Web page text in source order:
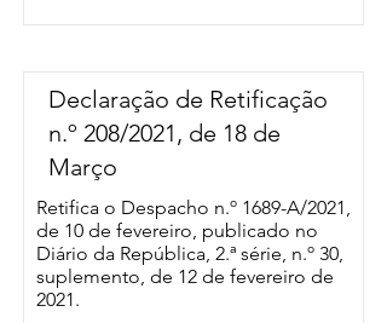
Declaração de Retificação
n.º 208/2021, de 18 de
Março
Retifica o Despacho n.º 1689-A/2021,
de 10 de fevereiro, publicado no
Diário da República, 2.ª série, n.º 30,
suplemento, de 12 de fevereiro de
2021.